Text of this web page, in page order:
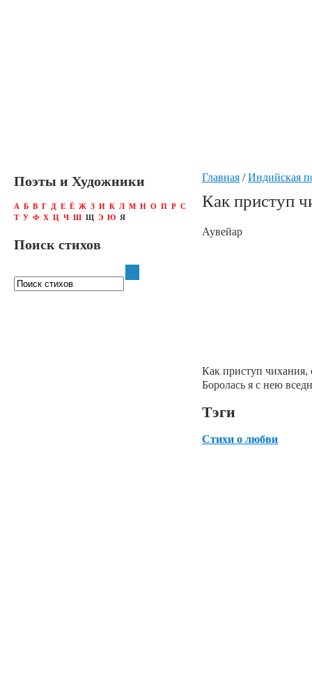
Главная /Индийская
Как приступ
Аувейар
Как приступ чихания,
Боролась я с нею
Тэги
Стихи о любви
Поэты и Художники
А Б В Г Д Е Ё Ж З И К Л М Н О П Р С
Т У Ф Х Ц Ч Ш Щ Э Ю Я
Поиск стихов